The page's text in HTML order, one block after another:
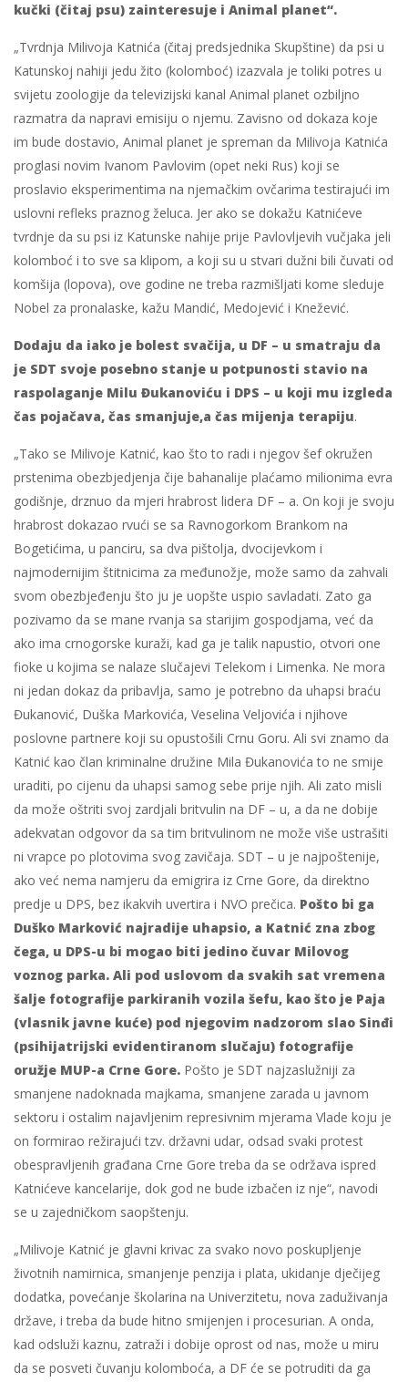
kučki (čitaj psu) zainteresuje i Animal planet“.
„Tvrdnja Milivoja Katnića (čitaj predsjednika Skupštine) da psi u
Katunskoj nahiji jedu žito (kolomboć) izazvala je toliki potres u
svijetu zoologije da televizijski kanal Animal planet ozbiljno
razmatra da napravi emisiju o njemu. Zavisno od dokaza koje
im bude dostavio, Animal planet je spreman da Milivoja Katnića
proglasi novim Ivanom Pavlovim (opet neki Rus) koji se
proslavio eksperimentima na njemačkim ovčarima testirajući im
uslovni refleks praznog želuca. Jer ako se dokažu Katnićeve
tvrdnje da su psi iz Katunske nahije prije Pavlovljevih vučjaka jeli
kolomboć i to sve sa klipom, a koji su u stvari dužni bili čuvati od
komšija (lopova), ove godine ne treba razmišljati kome sleduje
Nobel za pronalaske, kažu Mandić, Medojević i Knežević.
Dodaju da iako je bolest svačija, u DF – u smatraju da
je SDT svoje posebno stanje u potpunosti stavio na
raspolaganje Milu Đukanoviću i DPS – u koji mu izgleda
čas pojačava, čas smanjuje,a čas mijenja terapiju.
„Tako se Milivoje Katnić, kao što to radi i njegov šef okružen
prstenima obezbjedjenja čije bahanalije plaćamo milionima evra
godišnje, drznuo da mjeri hrabrost lidera DF – a. On koji je svoju
hrabrost dokazao rvući se sa Ravnogorkom Brankom na
Bogetićima, u panciru, sa dva pištolja, dvocijevkom i
najmodernijim štitnicima za međunožje, može samo da zahvali
svom obezbjeđenju što ju je uopšte uspio savladati. Zato ga
pozivamo da se mane rvanja sa starijim gospodjama, već da
ako ima crnogorske kuraži, kad ga je talik napustio, otvori one
fioke u kojima se nalaze slučajevi Telekom i Limenka. Ne mora
ni jedan dokaz da pribavlja, samo je potrebno da uhapsi braću
Đukanović, Duška Markovića, Veselina Veljovića i njihove
poslovne partnere koji su opustošili Crnu Goru. Ali svi znamo da
Katnić kao član kriminalne družine Mila Đukanovića to ne smije
uraditi, po cijenu da uhapsi samog sebe prije njih. Ali zato misli
da može oštriti svoj zardjali britvulin na DF – u, a da ne dobije
adekvatan odgovor da sa tim britvulinom ne može više ustrašiti
ni vrapce po plotovima svog zavičaja. SDT – u je najpoštenije,
ako već nema namjeru da emigrira iz Crne Gore, da direktno
predje u DPS, bez ikakvih uvertira i NVO prečica. Pošto bi ga
Duško Marković najradije uhapsio, a Katnić zna zbog
čega, u DPS-u bi mogao biti jedino čuvar Milovog
voznog parka. Ali pod uslovom da svakih sat vremena
šalje fotografije parkiranih vozila šefu, kao što je Paja
(vlasnik javne kuće) pod njegovim nadzorom slao Sinđi
(psihijatrijski evidentiranom slučaju) fotografije
oružje MUP-a Crne Gore. Pošto je SDT najzaslužniji za
smanjene nadoknada majkama, smanjene zarada u javnom
sektoru i ostalim najavljenim represivnim mjerama Vlade koju je
on formirao režirajući tzv. državni udar, odsad svaki protest
obespravljenih građana Crne Gore treba da se održava ispred
Katnićeve kancelarije, dok god ne bude izbačen iz nje“, navodi
se u zajedničkom saopštenju.
„Milivoje Katnić je glavni krivac za svako novo poskupljenje
životnih namirnica, smanjenje penzija i plata, ukidanje dječijeg
dodatka, povećanje školarina na Univerzitetu, nova zaduživanja
države, i treba da bude hitno smijenjen i procesurian. A onda,
kad odsluži kaznu, zatraži i dobije oprost od nas, može u miru
da se posveti čuvanju kolomboća, a DF će se potruditi da ga